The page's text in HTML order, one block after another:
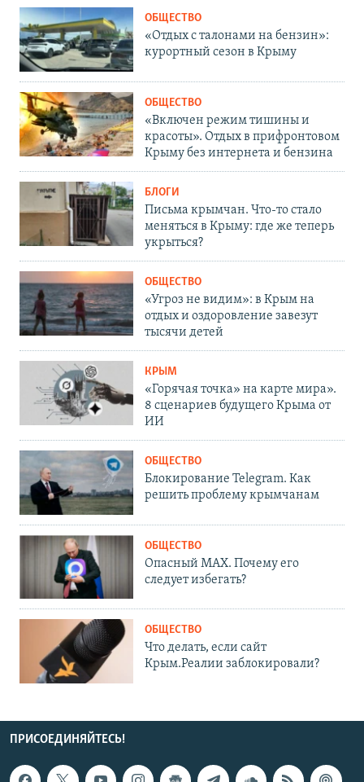
ОБЩЕСТВО
«Отдых с талонами на бензин»:
курортный сезон в Крыму
ОБЩЕСТВО
«Включен режим тишины и
красоты». Отдых в прифронтовом
Крыму без интернета и бензина
БЛОГИ
Письма крымчан. Что-то стало
меняться в Крыму: где же теперь
укрыться?
ОБЩЕСТВО
«Угроз не видим»: в Крым на
отдых и оздоровление завезут
тысячи детей
КРЫМ
«Горячая точка» на карте мира».
8 сценариев будущего Крыма от
ИИ
ОБЩЕСТВО
Блокирование Telegram. Как
решить проблему крымчанам
ОБЩЕСТВО
Опасный MAX. Почему его
следует избегать?
ОБЩЕСТВО
Что делать, если сайт
Крым.Реалии заблокировали?
ПРИСОЕДИНЯЙТЕСЬ!